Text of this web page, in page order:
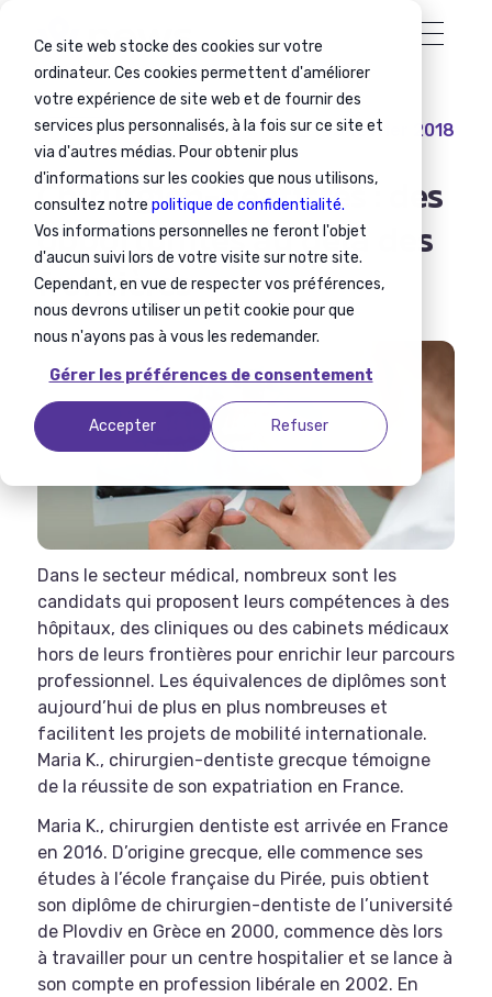
Ce site web stocke des cookies sur votre
ordinateur. Ces cookies permettent d'améliorer
votre expérience de site web et de fournir des
services plus personnalisés, à la fois sur ce site et
via d'autres médias. Pour obtenir plus
d'informations sur les cookies que nous utilisons,
consultez notre politique de confidentialité.
Vos informations personnelles ne feront l'objet
d'aucun suivi lors de votre visite sur notre site.
Cependant, en vue de respecter vos préférences,
nous devrons utiliser un petit cookie pour que
nous n'ayons pas à vous les redemander.
Gérer les préférences de consentement
Accepter Refuser
Médical 15 février 2018
Chirurgien-dentistes : des
opportunités au delà des
frontières
Dans le secteur médical, nombreux sont les
candidats qui proposent leurs compétences à des
hôpitaux, des cliniques ou des cabinets médicaux
hors de leurs frontières pour enrichir leur parcours
professionnel. Les équivalences de diplômes sont
aujourd’hui de plus en plus nombreuses et
facilitent les projets de mobilité internationale.
Maria K., chirurgien-dentiste grecque témoigne
de la réussite de son expatriation en France.
Maria K., chirurgien dentiste est arrivée en France
en 2016. D’origine grecque, elle commence ses
études à l’école française du Pirée, puis obtient
son diplôme de chirurgien-dentiste de l’université
de Plovdiv en Grèce en 2000, commence dès lors
à travailler pour un centre hospitalier et se lance à
son compte en profession libérale en 2002. En